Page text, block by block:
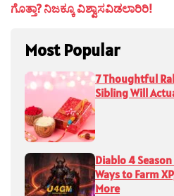
ಗೊತ್ತಾ? ನಿಜಕ್ಕೂ ವಿಶ್ವಾಸವಿಡಲಾರಿರಿ!
Most Popular
7 Thoughtful
Sibling Will
Diablo 4
Ways to Farm
More